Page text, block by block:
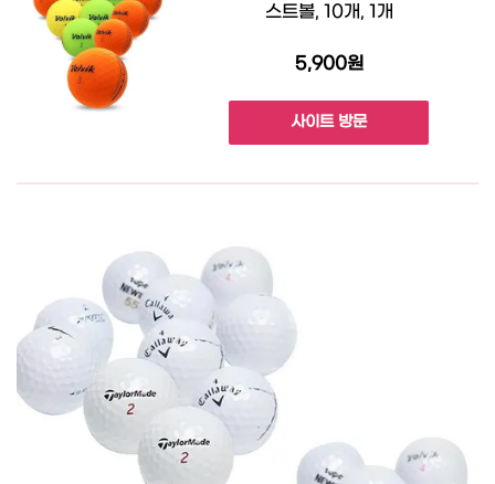
스트볼, 10개, 1개
5,900원
사이트 방문